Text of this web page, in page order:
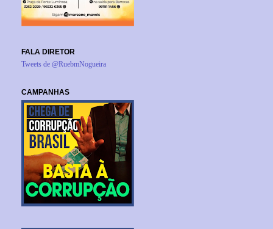
FALA DIRETOR
Tweets de @RuebmNogueira
CAMPANHAS